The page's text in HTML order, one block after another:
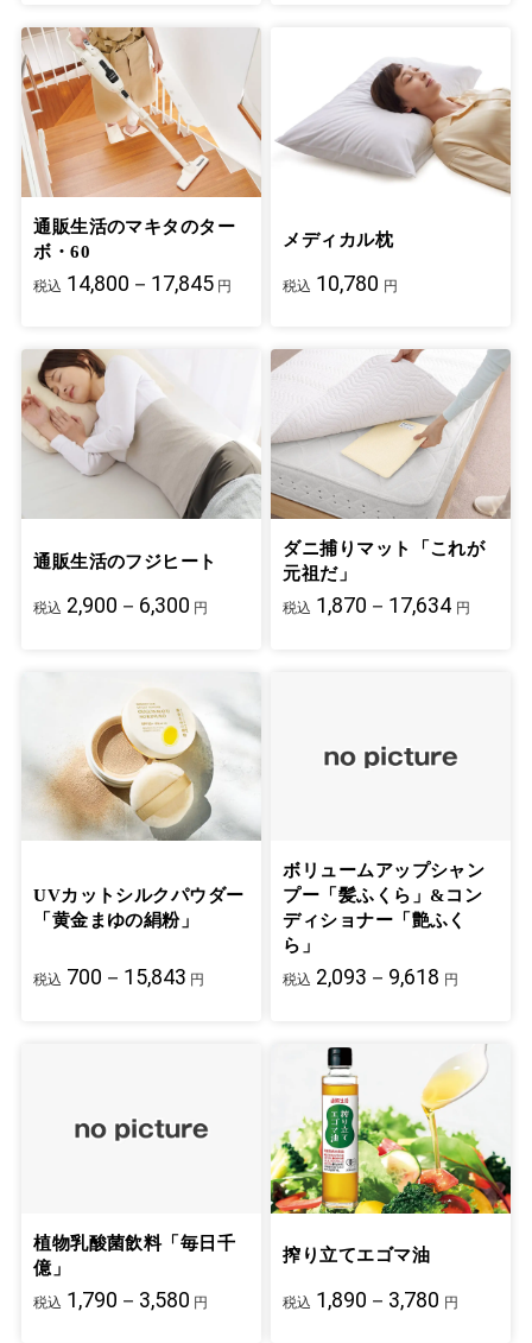
通販生活のマキタのター
ボ・60
税込 14,800－17,845 円
メディカル枕
税込 10,780 円
通販生活のフジヒート
税込 2,900－6,300 円
ダニ捕りマット「これが
元祖だ」
税込 1,870－17,634 円
UVカットシルクパウダー
「黄金まゆの絹粉」
税込 700－15,843 円
ボリュームアップシャン
プー「髪ふくら」&コン
ディショナー「艶ふく
ら」
税込 2,093－9,618 円
植物乳酸菌飲料「毎日千
億」
税込 1,790－3,580 円
搾り立てエゴマ油
税込 1,890－3,780 円